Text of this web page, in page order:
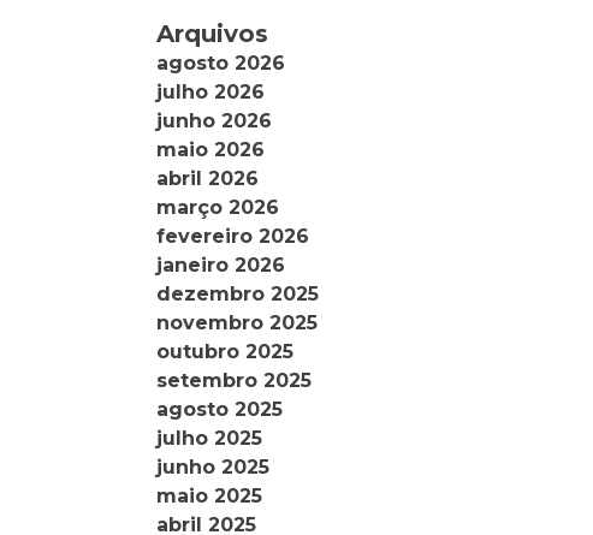
Arquivos
agosto 2026
julho 2026
junho 2026
maio 2026
abril 2026
março 2026
fevereiro 2026
janeiro 2026
dezembro 2025
novembro 2025
outubro 2025
setembro 2025
agosto 2025
julho 2025
junho 2025
maio 2025
abril 2025